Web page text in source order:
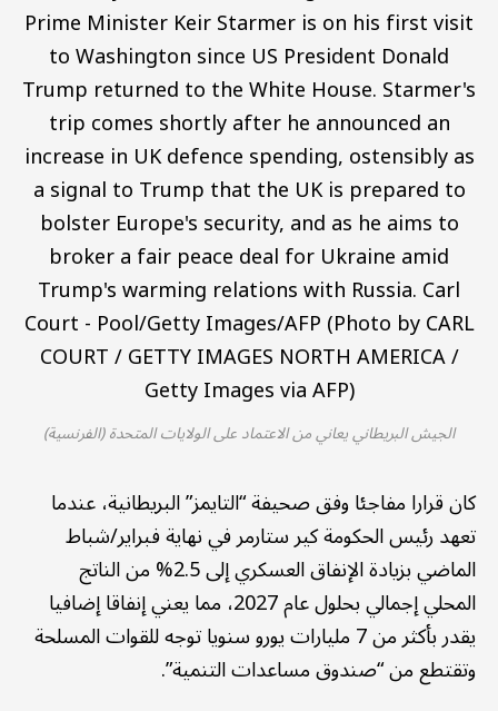
الجيش البريطاني يعاني من الاعتماد على الولايات المتحدة (الفرنسية)
كان قرارا مفاجئا وفق صحيفة “التايمز” البريطانية، عندما
تعهد رئيس الحكومة كير ستارمر في نهاية فبراير/شباط
الماضي بزيادة الإنفاق العسكري إلى 2.5% من الناتج
المحلي إجمالي بحلول عام 2027، مما يعني إنفاقا إضافيا
يقدر بأكثر من 7 مليارات يورو سنويا توجه للقوات المسلحة
وتقتطع من “صندوق مساعدات التنمية”.